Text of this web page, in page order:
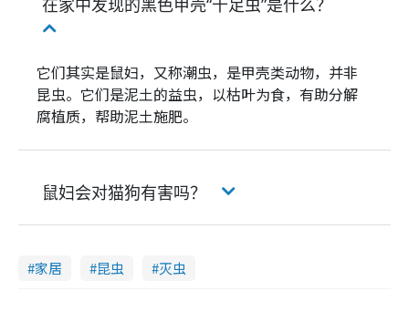
在家中发现的黑色甲壳“千足虫”是什么？
它们其实是鼠妇，又称潮虫，是甲壳类动物，并非
昆虫。它们是泥土的益虫，以枯叶为食，有助分解
腐植质，帮助泥土施肥。
鼠妇会对猫狗有害吗？
家居 昆虫 灭虫